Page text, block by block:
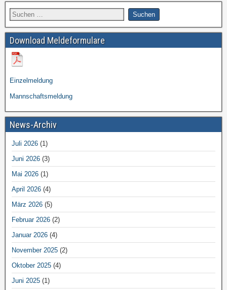
Download Meldeformulare
Einzelmeldung
Mannschaftsmeldung
News-Archiv
Juli 2026 (1)
Juni 2026 (3)
Mai 2026 (1)
April 2026 (4)
März 2026 (5)
Februar 2026 (2)
Januar 2026 (4)
November 2025 (2)
Oktober 2025 (4)
Juni 2025 (1)